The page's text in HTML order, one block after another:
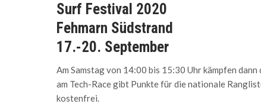
Surf Festival 2020
Fehmarn Südstrand
17.-20. September
Am Samstag von 14:00 bis 15:30 Uhr kämpfen
am Tech-Race gibt Punkte für die nationale
kostenfrei.